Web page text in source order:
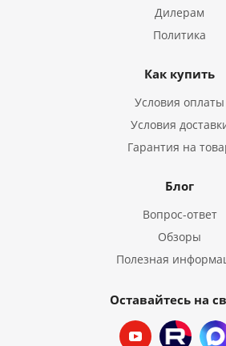
Дилерам
Политика
Как купить
Условия оплаты
Условия
Гарантия на
Блог
Вопрос-ответ
Обзоры
Полезная
Оставайтесь на